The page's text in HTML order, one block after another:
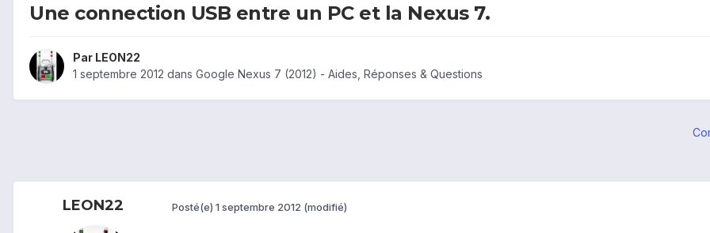
Une connection USB entre un PC et la Nexus 7.
Par LEON22
1 septembre 2012 dans Google Nexus 7 (2012) - Aides, Réponses & Questions
LEON22 Posté(e) 1 septembre 2012 (modifié)